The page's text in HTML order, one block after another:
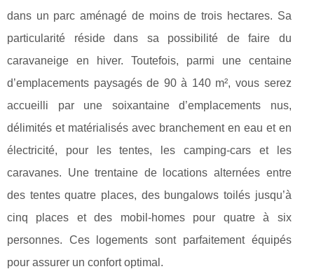
dans un parc aménagé de moins de trois hectares. Sa
particularité réside dans sa possibilité de faire du
caravaneige en hiver. Toutefois, parmi une centaine
d’emplacements paysagés de 90 à 140 m², vous serez
accueilli par une soixantaine d’emplacements nus,
délimités et matérialisés avec branchement en eau et en
électricité, pour les tentes, les camping-cars et les
caravanes. Une trentaine de locations alternées entre
des tentes quatre places, des bungalows toilés jusqu’à
cinq places et des mobil-homes pour quatre à six
personnes. Ces logements sont parfaitement équipés
pour assurer un confort optimal.